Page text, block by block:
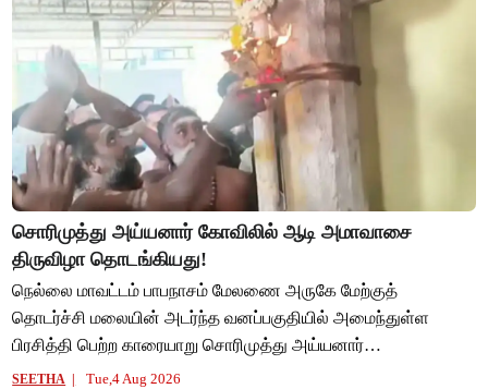
சொரிமுத்து அய்யனார் கோவிலில் ஆடி அமாவாசை
திருவிழா தொடங்கியது!
நெல்லை மாவட்டம் பாபநாசம் மேலணை அருகே மேற்குத்
தொடர்ச்சி மலையின் அடர்ந்த வனப்பகுதியில் அமைந்துள்ள
பிரசித்தி பெற்ற காரையாறு சொரிமுத்து அய்யனார்
திருக்கோவிலில், இந்த ஆண்டிற்கான ஆடி அமாவாசை திருவிழா
SEETHA Tue,4 Aug 2026